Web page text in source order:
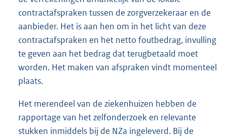
contractafspraken tussen de zorgverzekeraar en de
aanbieder. Het is aan hen om in het licht van deze
contractafspraken en het netto foutbedrag, invulling
te geven aan het bedrag dat terugbetaald moet
worden. Het maken van afspraken vindt momenteel
plaats.
Het merendeel van de ziekenhuizen hebben de
rapportage van het zelfonderzoek en relevante
stukken inmiddels bij de NZa ingeleverd. Bij de